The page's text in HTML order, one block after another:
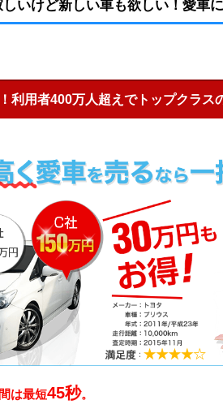
いけど新しい車も欲しい！愛車
利用者400万人超えでトップクラス
は最短45秒。